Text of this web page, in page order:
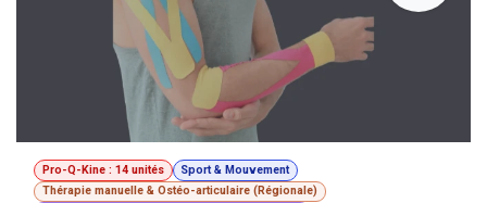
Pro-Q-Kine : 14 unités
Sport & Mouvement
Thérapie manuelle & Ostéo-articulaire (Régionale)